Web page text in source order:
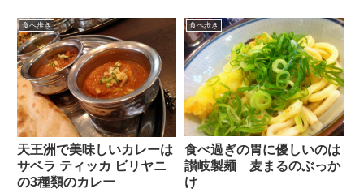
食べ歩き
天王洲で美味しいカレーは
サベラ ティッカ ビリヤニ
の3種類のカレー
食べ歩き
食べ過ぎの胃に優しいのは
讃岐製麺 麦まるのぶっか
け